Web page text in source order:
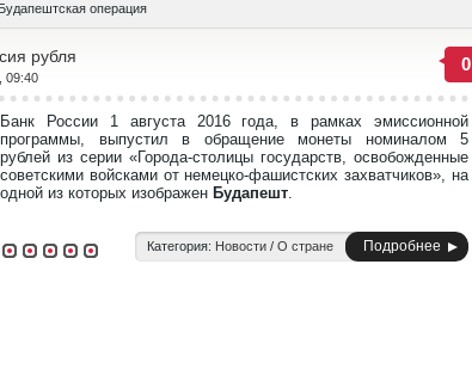
операция
0
рубля
09:40
Банк России 1 августа 2016 года, в рамках эмиссионной
программы, выпустил в обращение монеты номиналом 5
рублей из серии «Города-столицы государств, освобожденные
советскими войсками от немецко-фашистских захватчиков», на
одной из которых изображен Будапешт.
Категория: Новости / О стране Подробнее